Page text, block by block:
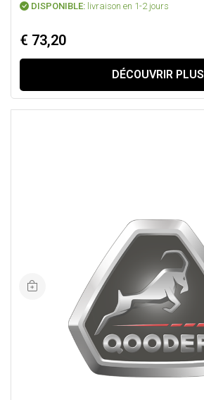
DISPONIBLE: livraison en 1-2 jours
€ 73,20
DÉCOUVRIR PLUS